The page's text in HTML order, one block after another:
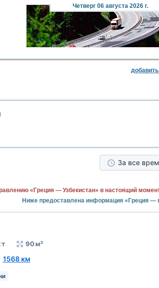
Четверг 06 августа 2026 г.
добавить
За все
«Греция — Узбекистан» в настоящий
Ниже предоставлена информация «Греция —
т 90 м³
1568 км